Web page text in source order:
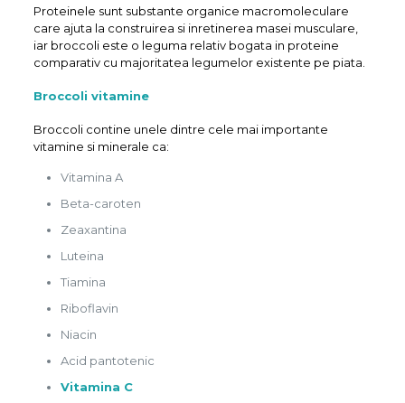
Proteinele sunt substante organice macromoleculare
care ajuta la construirea si inretinerea masei musculare,
iar broccoli este o leguma relativ bogata in proteine
comparativ cu majoritatea legumelor existente pe piata.
Broccoli vitamine
Broccoli contine unele dintre cele mai importante
vitamine si minerale ca:
Vitamina A
Beta-caroten
Zeaxantina
Luteina
Tiamina
Riboflavin
Niacin
Acid pantotenic
Vitamina C